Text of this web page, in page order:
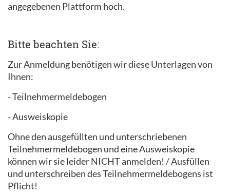
angegebenen Plattform hoch.
Bitte beachten Sie:
Zur Anmeldung benötigen wir diese Unterlagen von
Ihnen:
- Teilnehmermeldebogen
- Ausweiskopie
Ohne den ausgefüllten und unterschriebenen
Teilnehmermeldebogen und eine Ausweiskopie
können wir sie leider NICHT anmelden! / Ausfüllen
und unterschreiben des Teilnehmermeldebogens ist
Pflicht!